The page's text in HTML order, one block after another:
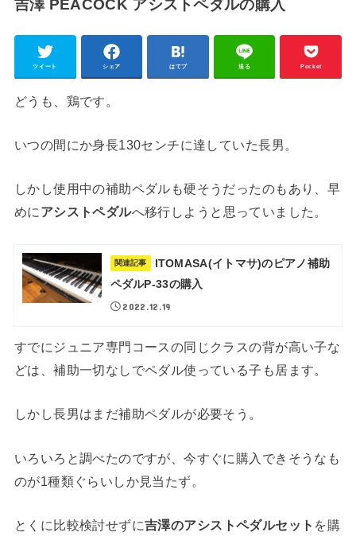
吉澤 PEACOCK アシストペダルの購入
ツイート シェア はてブ 送る Pocket
どうも、鶏です。
いつの間にか身長130センチに達していた長男。
しかし使用中の補助ペダルも硬そうだったのもあり、早
めに アシストペダルへ移行しようと思っていました。
関連記事
ITOMASA(イトマサ)のピアノ補助
ペダルP-33の購入
2022.12.19
すでにジュニア専門コースの同じクラスの背が高い子な
どは、補助一切なしでペダル使っている子も居ます。
しかし長男はまだ補助ペダルが必要そう。
いろいろと調べたのですが、今すぐに購入できそうなも
のが1種類ぐらいしか見当たず。
とくに比較検討せずに吉澤のアシストペダルセット を購